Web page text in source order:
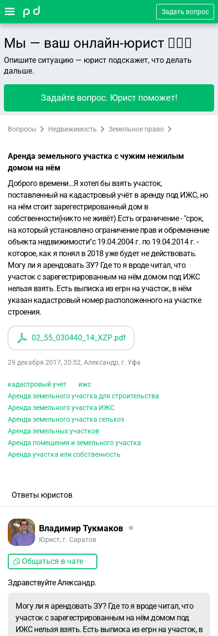
Задать вопрос
Мы — ваш онлайн-юрист 👨🏻‍⚖️
Опишите ситуацию — юрист подскажет, что делать
дальше.
Задайте вопрос. Юрист поможет!
Вопросы Недвижимость Земельное право
Аренда земельного участка с чужим нежилым
домом на нём
Доброго времени...Я хотел бы взять участок,
поставленный на кадастровый учёт в аренду под ИЖС, но
на нём стоит зарегестрированный дом в
собственности(никто не живёт).Есть ограничение - "срок,
на который установлено ограничение прав и обременение
объекта недвижимости"с 19.04.2004 г. по 19.04.2014 г. -
которое, как я понял в 2018 уже будет не действовать.
Могу ли я арендовать ЗУ? Где то я вроде читал, что
участок с зарегестрированным на нём домом под ИЖС
нельзя взять. Есть выписка из егрн на участок, в нём
указан кадастровый номер расположенного на участке
строения.
02_55_030440_14_XZP.pdf
29 декабря 2017, 20:52, Александр, г. Уфа
кадастровый учет
ижс
Аренда земельного участка для строительства
Аренда земельного участка ИЖС
Аренда земельного участка сельхоз
Аренда земельных участков
Аренда помещения и земельного участка
Аренда участка или собственность
Ответы юристов
Владимир Тукмаков
Юрист, г. Саратов
Общаться в чате
Здравствуйте Александр.
Могу ли я арендовать ЗУ? Где то я вроде читал, что
участок с зарегестрированным на нём домом под
ИЖС нельзя взять. Есть выписка из егрн на участок, в